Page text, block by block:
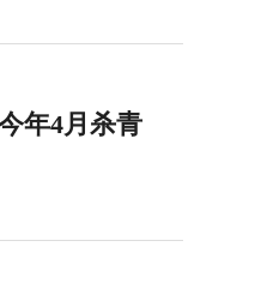
年4月杀青